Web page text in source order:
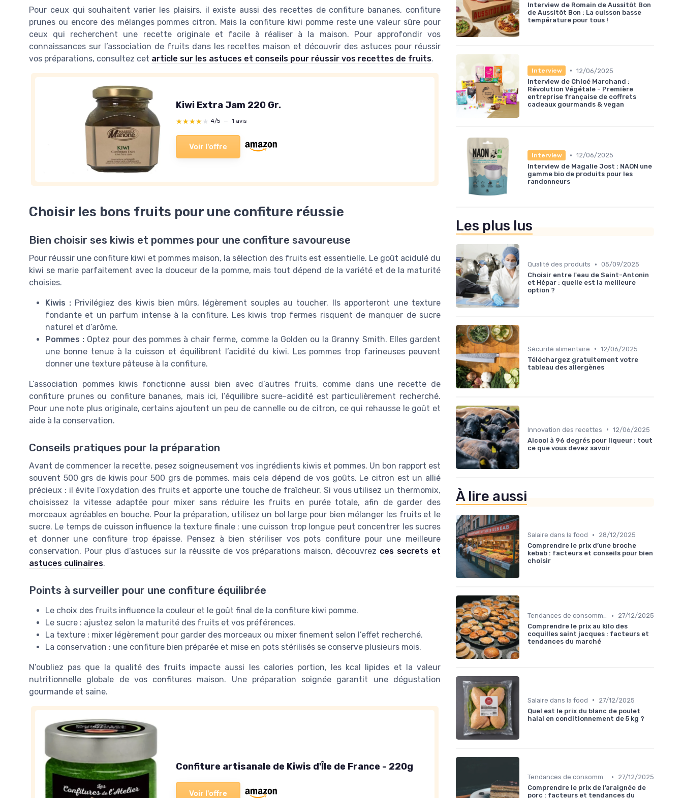
Pour ceux qui souhaitent varier les plaisirs, il existe aussi des recettes de confiture bananes, confiture
prunes ou encore des mélanges pommes citron. Mais la confiture kiwi pomme reste une valeur sûre pour
ceux qui recherchent une recette originale et facile à réaliser à la maison. Pour approfondir vos
connaissances sur l’association de fruits dans les recettes maison et découvrir des astuces pour réussir
vos préparations, consultez cet article sur les astuces et conseils pour réussir vos recettes de fruits.
Kiwi Extra Jam 220 Gr.
★★★★★
★★★★★ 4/5 — 1 avis
Voir l'offre
Choisir les bons fruits pour une confiture réussie
Bien choisir ses kiwis et pommes pour une confiture savoureuse
Pour réussir une confiture kiwi et pommes maison, la sélection des fruits est essentielle. Le goût acidulé du
kiwi se marie parfaitement avec la douceur de la pomme, mais tout dépend de la variété et de la maturité
choisies.
Kiwis : Privilégiez des kiwis bien mûrs, légèrement souples au toucher. Ils apporteront une texture
fondante et un parfum intense à la confiture. Les kiwis trop fermes risquent de manquer de sucre
naturel et d’arôme.
Pommes : Optez pour des pommes à chair ferme, comme la Golden ou la Granny Smith. Elles gardent
une bonne tenue à la cuisson et équilibrent l’acidité du kiwi. Les pommes trop farineuses peuvent
donner une texture pâteuse à la confiture.
L’association pommes kiwis fonctionne aussi bien avec d’autres fruits, comme dans une recette de
confiture prunes ou confiture bananes, mais ici, l’équilibre sucre-acidité est particulièrement recherché.
Pour une note plus originale, certains ajoutent un peu de cannelle ou de citron, ce qui rehausse le goût et
aide à la conservation.
Conseils pratiques pour la préparation
Avant de commencer la recette, pesez soigneusement vos ingrédients kiwis et pommes. Un bon rapport est
souvent 500 grs de kiwis pour 500 grs de pommes, mais cela dépend de vos goûts. Le citron est un allié
précieux : il évite l’oxydation des fruits et apporte une touche de fraîcheur. Si vous utilisez un thermomix,
choisissez la vitesse adaptée pour mixer sans réduire les fruits en purée totale, afin de garder des
morceaux agréables en bouche. Pour la préparation, utilisez un bol large pour bien mélanger les fruits et le
sucre. Le temps de cuisson influence la texture finale : une cuisson trop longue peut concentrer les sucres
et donner une confiture trop épaisse. Pensez à bien stériliser vos pots confiture pour une meilleure
conservation. Pour plus d’astuces sur la réussite de vos préparations maison, découvrez ces secrets et
astuces culinaires.
Points à surveiller pour une confiture équilibrée
Le choix des fruits influence la couleur et le goût final de la confiture kiwi pomme.
Le sucre : ajustez selon la maturité des fruits et vos préférences.
La texture : mixer légèrement pour garder des morceaux ou mixer finement selon l’effet recherché.
La conservation : une confiture bien préparée et mise en pots stérilisés se conserve plusieurs mois.
N’oubliez pas que la qualité des fruits impacte aussi les calories portion, les kcal lipides et la valeur
nutritionnelle globale de vos confitures maison. Une préparation soignée garantit une dégustation
gourmande et saine.
Confiture artisanale de Kiwis d'Île de France - 220g
Voir l'offre
Interview de Romain de Aussitôt Bon
de Aussitôt Bon : La cuisson basse
température pour tous !
Interview • 12/06/2025
Interview de Chloé Marchand :
Révolution Végétale - Première
entreprise française de coffrets
cadeaux gourmands & vegan
Interview • 12/06/2025
Interview de Magalie Jost : NAON une
gamme bio de produits pour les
randonneurs
Les plus lus
Qualité des produits • 05/09/2025
Choisir entre l'eau de Saint-Antonin
et Hépar : quelle est la meilleure
option ?
Sécurité alimentaire • 12/06/2025
Téléchargez gratuitement votre
tableau des allergènes
Innovation des recettes • 12/06/2025
Alcool à 96 degrés pour liqueur : tout
ce que vous devez savoir
À lire aussi
Salaire dans la food •
28/12/2025
Comprendre le prix d’une broche
kebab : facteurs et conseils pour bien
choisir
Tendances de consommation •
27/12/2025
Comprendre le prix au kilo des
coquilles saint jacques : facteurs et
tendances du marché
Salaire dans la food •
27/12/2025
Quel est le prix du blanc de poulet
halal en conditionnement de 5 kg ?
Tendances de consommation •
27/12/2025
Comprendre le prix de l’araignée de
porc : facteurs et tendances du